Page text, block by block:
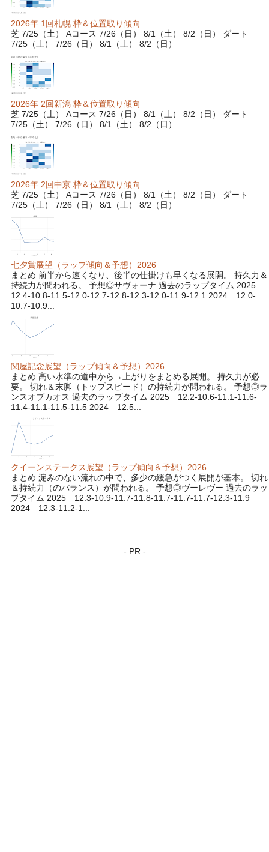
2026年 1回札幌 枠＆位置取り傾向
芝 7/25（土） Aコース 7/26（日） 8/1（土） 8/2（日） ダート
7/25（土） 7/26（日） 8/1（土） 8/2（日）
2026年 2回新潟 枠＆位置取り傾向
芝 7/25（土） Aコース 7/26（日） 8/1（土） 8/2（日） ダート
7/25（土） 7/26（日） 8/1（土） 8/2（日）
2026年 2回中京 枠＆位置取り傾向
芝 7/25（土） Aコース 7/26（日） 8/1（土） 8/2（日） ダート
7/25（土） 7/26（日） 8/1（土） 8/2（日）
七夕賞展望（ラップ傾向＆予想）2026
まとめ 前半から速くなり、後半の仕掛けも早くなる展開。 持久力＆
持続力が問われる。 予想◎サヴォーナ 過去のラップタイム 2025
12.4-10.8-11.5-12.0-12.7-12.8-12.3-12.0-11.9-12.1 2024 12.0-
10.7-10.9...
関屋記念展望（ラップ傾向＆予想）2026
まとめ 高い水準の道中から→上がりをまとめる展開。 持久力が必
要。 切れ＆末脚（トップスピード）の持続力が問われる。 予想◎ラ
ンスオブカオス 過去のラップタイム 2025 12.2-10.6-11.1-11.6-
11.4-11.1-11.5-11.5 2024 12.5...
クイーンステークス展望（ラップ傾向＆予想）2026
まとめ 淀みのない流れの中で、多少の緩急がつく展開が基本。 切れ
＆持続力（のバランス）が問われる。 予想◎ヴーレヴー 過去のラッ
プタイム 2025 12.3-10.9-11.7-11.8-11.7-11.7-11.7-12.3-11.9
2024 12.3-11.2-1...
- PR -